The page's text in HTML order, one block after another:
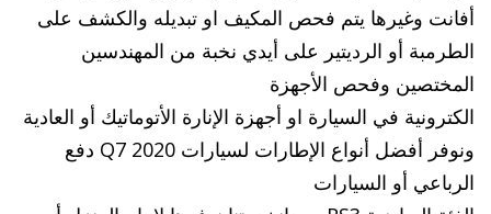
أفانت وغيرها يتم فحص المكيف او تبديله والكشف على
الطرمبة أو الرديتير على أيدي نخبة من المهندسين
المختصين وفحص الأجهزة
الكترونية في السيارة او أجهزة الإنارة الأتوماتيك أو العادية
ونوفر أفضل أنواع الإطارات لسيارات Q7 2020 دفع
الرباعي أو السيارات